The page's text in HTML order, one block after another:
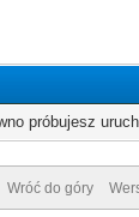
próbujesz
Wróć do góry